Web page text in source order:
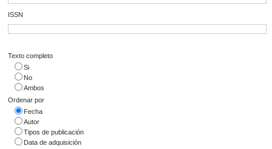
ISSN
Texto completo
Si
No
Ambos
Ordenar por
Fecha
Autor
Tipos de publicación
Data de adquisición